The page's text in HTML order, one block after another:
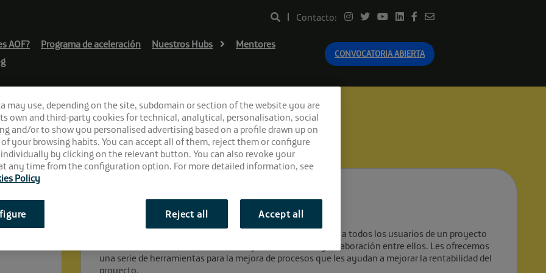
Contacto:
AOF? Programa de aceleración Nuestros Hubs
Mentores
CONVOCATORIA ABIERTA
¿En qué consiste?
ArQlik es una plafaforma Web & App diseñada para conectar a todos los usuarios de un proyecto
de construcción favoreciendo una mejor coordinación y colaboración entre ellos. Les ofrecemos
una serie de herramientas para la mejora de procesos que les ayudan a mejorar la rentabilidad del
proyecto.
may use, depending on the site, subdomain or section of the website you are
own and third-party cookies for technical, analytical, personalisation, social
and/or to show you personalised advertising based on a profile drawn up on
your browsing habits. You can accept all of them, reject them or configure
by clicking on the relevant button. You can also revoke your
any time from the configuration option. For more detailed information, see
Policy
Reject all Accept all